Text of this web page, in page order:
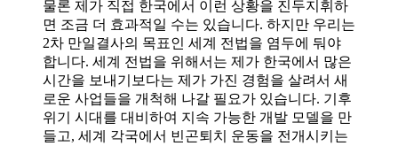
물론 제가 직접 한국에서 이런 상황을 진두지휘하
면 조금 더 효과적일 수는 있습니다. 하지만 우리는
2차 만일결사의 목표인 세계 전법을 염두에 둬야
합니다. 세계 전법을 위해서는 제가 한국에서 많은
시간을 보내기보다는 제가 가진 경험을 살려서 새
로운 사업들을 개척해 나갈 필요가 있습니다. 기후
위기 시대를 대비하여 지속 가능한 개발 모델을 만
들고, 세계 각국에서 빈곤퇴치 운동을 전개시키는